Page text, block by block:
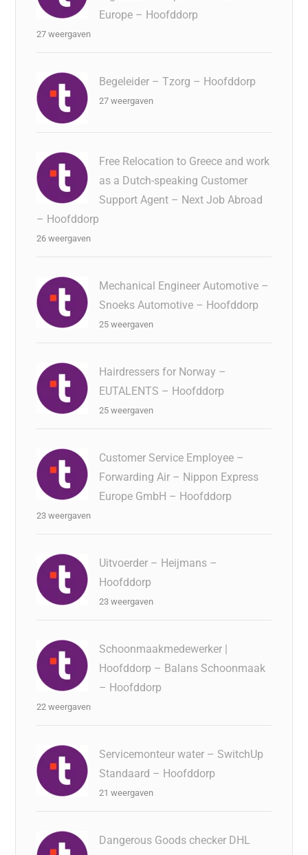
Europe – Hoofddorp
27 weergaven
Begeleider – Tzorg – Hoofddorp
27 weergaven
Free Relocation to Greece and work
as a Dutch-speaking Customer
Support Agent – Next Job Abroad
– Hoofddorp
26 weergaven
Mechanical Engineer Automotive –
Snoeks Automotive – Hoofddorp
25 weergaven
Hairdressers for Norway –
EUTALENTS – Hoofddorp
25 weergaven
Customer Service Employee –
Forwarding Air – Nippon Express
Europe GmbH – Hoofddorp
23 weergaven
Uitvoerder – Heijmans –
Hoofddorp
23 weergaven
Schoonmaakmedewerker |
Hoofddorp – Balans Schoonmaak
– Hoofddorp
22 weergaven
Servicemonteur water – SwitchUp
Standaard – Hoofddorp
21 weergaven
Dangerous Goods checker DHL